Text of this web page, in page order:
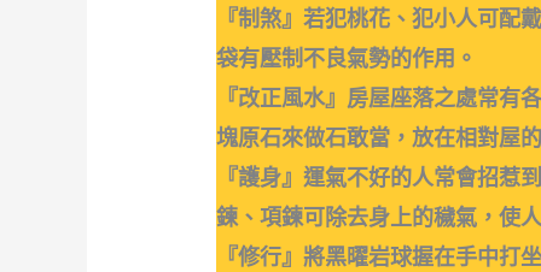
『制煞』若犯桃花、犯小人可配
袋有壓制不良氣勢的作用。
『改正風水』房屋座落之處常有
塊原石來做石敢當，放在相對屋
『護身』運氣不好的人常會招惹
鍊、項鍊可除去身上的穢氣，使
『修行』將黑曜岩球握在手中打